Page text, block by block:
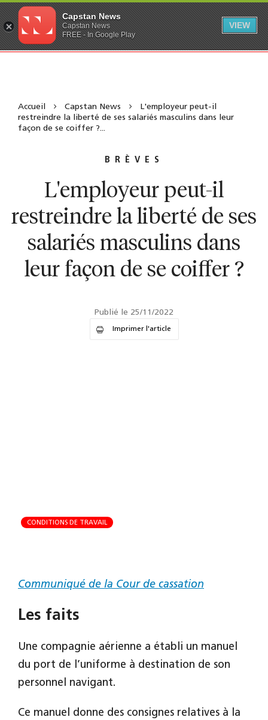
Accueil Capstan News
L'employeur peut-il
restreindre la liberté de ses salariés masculins dans leur
façon de se coiffer ?...
BRÈVES
L'employeur peut-il
restreindre la liberté de ses
salariés masculins dans
leur façon de se coiffer ?
Publié le 25/11/2022
Imprimer l'article
CONDITIONS DE TRAVAIL
Communiqué de la Cour de cassation
Les faits
Une compagnie aérienne a établi un manuel
du port de l’uniforme à destination de son
personnel navigant.
Ce manuel donne des consignes relatives à la
Capstan News
Capstan News
FREE - In Google Play
VIEW